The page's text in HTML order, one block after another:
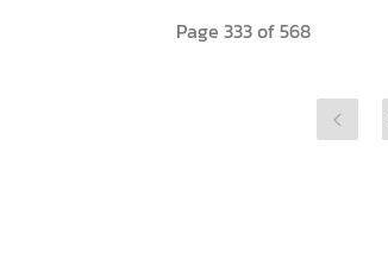
Page 333 of 568